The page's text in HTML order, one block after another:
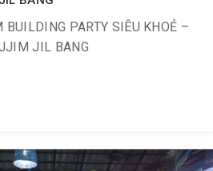
BUILDING PARTY SIÊU KHOẺ –
JIL BANG